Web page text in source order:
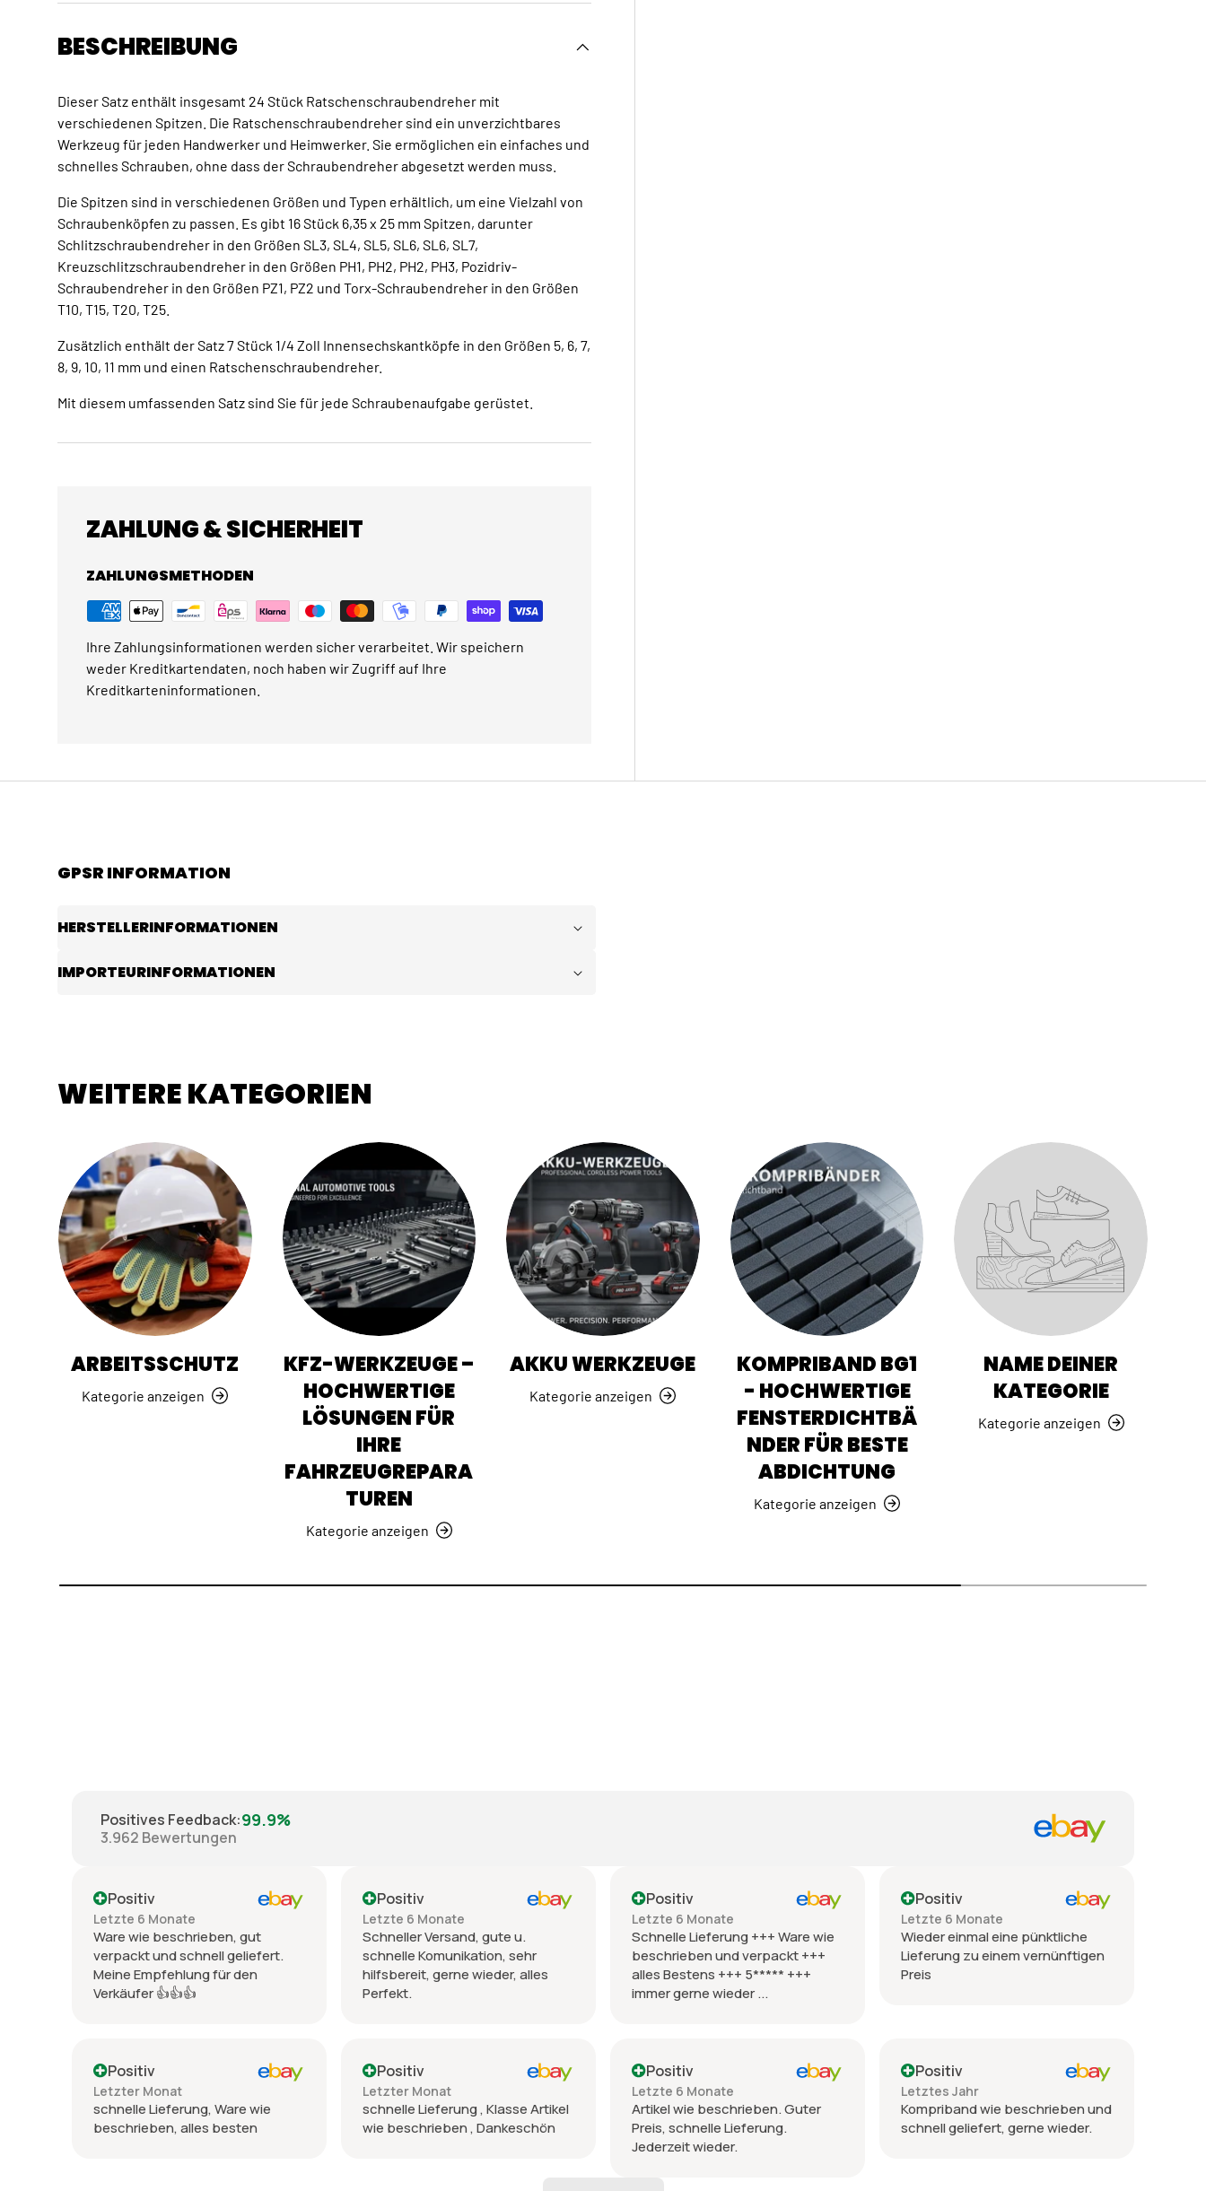
BESCHREIBUNG
Dieser Satz enthält insgesamt 24 Stück Ratschenschraubendreher mit
verschiedenen Spitzen. Die Ratschenschraubendreher sind ein unverzichtbares
Werkzeug für jeden Handwerker und Heimwerker. Sie ermöglichen ein einfaches und
schnelles Schrauben, ohne dass der Schraubendreher abgesetzt werden muss.
Die Spitzen sind in verschiedenen Größen und Typen erhältlich, um eine Vielzahl von
Schraubenköpfen zu passen. Es gibt 16 Stück 6,35 x 25 mm Spitzen, darunter
Schlitzschraubendreher in den Größen SL3, SL4, SL5, SL6, SL6, SL7,
Kreuzschlitzschraubendreher in den Größen PH1, PH2, PH2, PH3, Pozidriv-
Schraubendreher in den Größen PZ1, PZ2 und Torx-Schraubendreher in den Größen
T10, T15, T20, T25.
Zusätzlich enthält der Satz 7 Stück 1/4 Zoll Innensechskantköpfe in den Größen 5, 6, 7,
8, 9, 10, 11 mm und einen Ratschenschraubendreher.
Mit diesem umfassenden Satz sind Sie für jede Schraubenaufgabe gerüstet.
ZAHLUNG & SICHERHEIT
ZAHLUNGSMETHODEN
Ihre Zahlungsinformationen werden sicher verarbeitet. Wir speichern
weder Kreditkartendaten, noch haben wir Zugriff auf Ihre
Kreditkarteninformationen.
GPSR INFORMATION
HERSTELLERINFORMATIONEN
IMPORTEURINFORMATIONEN
WEITERE KATEGORIEN
ARBEITSSCHUTZ
Kategorie anzeigen
KFZ-WERKZEUGE –
HOCHWERTIGE
LÖSUNGEN FÜR
IHRE
FAHRZEUGREPARA
TUREN
Kategorie anzeigen
AKKU WERKZEUGE
Kategorie anzeigen
KOMPRIBAND BG1
- HOCHWERTIGE
FENSTERDICHTBÄ
NDER FÜR BESTE
ABDICHTUNG
Kategorie anzeigen
NAME DEINER
KATEGORIE
Kategorie anzeigen
Positives Feedback:99.9%
3.962 Bewertungen
Positiv
Letzte 6 Monate
Ware wie beschrieben, gut
verpackt und schnell geliefert.
Meine Empfehlung für den
Verkäufer 👍👍👍
Positiv
Letzte 6 Monate
Schneller Versand, gute u.
schnelle Komunikation, sehr
hilfsbereit, gerne wieder, alles
Perfekt.
Positiv
Letzte 6 Monate
Schnelle Lieferung +++ Ware wie
beschrieben und verpackt +++
alles Bestens +++ 5***** +++
immer gerne wieder ...
Positiv
Letzte 6 Monate
Wieder einmal eine pünktliche
Lieferung zu einem vernünftigen
Preis
Positiv
Letzter Monat
schnelle Lieferung, Ware wie
beschrieben, alles besten
Positiv
Letzter Monat
schnelle Lieferung , Klasse Artikel
wie beschrieben , Dankeschön
Positiv
Letzte 6 Monate
Artikel wie beschrieben. Guter
Preis, schnelle Lieferung.
Jederzeit wieder.
Positiv
Letztes Jahr
Kompriband wie beschrieben und
schnell geliefert, gerne wieder.